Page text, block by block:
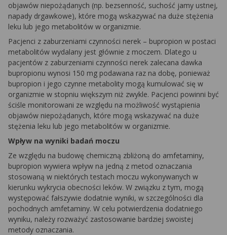
objawów niepożądanych (np. bezsenność, suchość jamy ustnej,
napady drgawkowe), które mogą wskazywać na duże stężenia
leku lub jego metabolitów w organizmie.
Pacjenci z zaburzeniami czynności nerek – bupropion w postaci
metabolitów wydalany jest głównie z moczem. Dlatego u
pacjentów z zaburzeniami czynności nerek zalecana dawka
bupropionu wynosi 150 mg podawana raz na dobę, ponieważ
bupropion i jego czynne metabolity mogą kumulować się w
organizmie w stopniu większym niż zwykle. Pacjenci powinni być
ściśle monitorowani ze względu na możliwość wystąpienia
objawów niepożądanych, które mogą wskazywać na duże
stężenia leku lub jego metabolitów w organizmie.
Wpływ na wyniki badań moczu
Ze względu na budowę chemiczną zbliżoną do amfetaminy,
bupropion wywiera wpływ na jedną z metod oznaczania
stosowaną w niektórych testach moczu wykonywanych w
kierunku wykrycia obecności leków. W związku z tym, mogą
występować fałszywie dodatnie wyniki, w szczególności dla
pochodnych amfetaminy. W celu potwierdzenia dodatniego
wyniku, należy rozważyć zastosowanie bardziej swoistej
metody oznaczania.